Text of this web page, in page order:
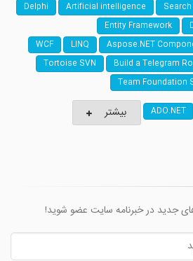
Artificial intelligence
Delphi
Entity Framework
Aspose.NET
LINQ
WCF
Build a Telegram
Tortoise SVN
Team Foundation
ADO.NET بیشتر
جدید در خبرنامه سایت عضو شوید!